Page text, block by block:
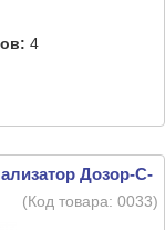
4
Дозор-С-
(Код товара: 0033)